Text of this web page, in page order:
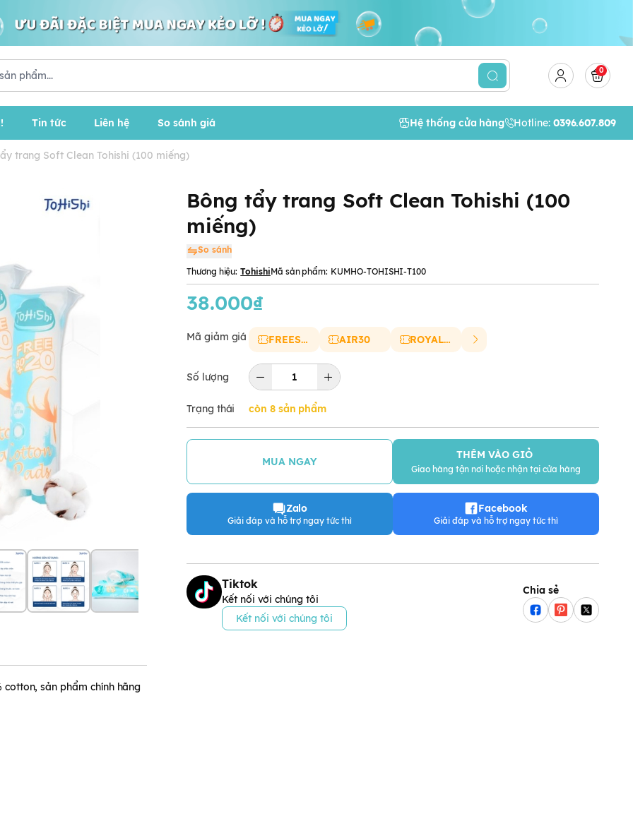
0
Tin tức Liên hệ So sánh giá Hệ thống cửa hàng Hotline: 0396.607.809
trang Soft Clean Tohishi (100 miếng)
Bông tẩy trang Soft Clean Tohishi (100
miếng)
So sánh
Thương hiệu: TohishiMã sản phẩm: KUMHO-TOHISHI-T100
38.000₫
Mã giảm giá FREESHIP AIR30 ROYAL20
Số lượng
Trạng thái còn 8 sản phẩm
MUA NGAY
THÊM VÀO GIỎ
Giao hàng tận nơi hoặc nhận tại cửa hàng
Zalo
Giải đáp và hỗ trợ ngay tức thì
Facebook
Giải đáp và hỗ trợ ngay tức thì
Tiktok
Kết nối với chúng tôi
Kết nối với chúng tôi
Chia sẻ
sản phẩm chính hãng